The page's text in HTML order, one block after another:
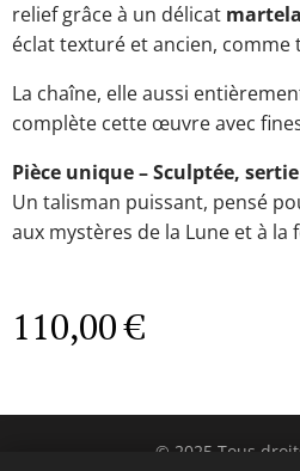
relief grâce à un délicat
éclat texturé et ancien,
La chaîne, elle aussi
complète cette œuvre avec
Pièce unique – Sculptée,
Un talisman puissant, pensé
aux mystères de la Lune et à la
110,00€
© 2025 Tous